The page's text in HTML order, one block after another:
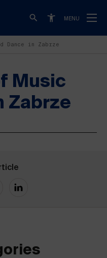
MENU
Dance in Zabrze
Music
Zabrze